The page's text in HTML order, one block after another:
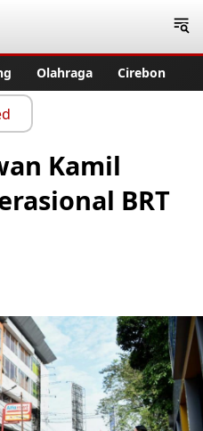
Olahraga Cirebon
Kamil
BRT